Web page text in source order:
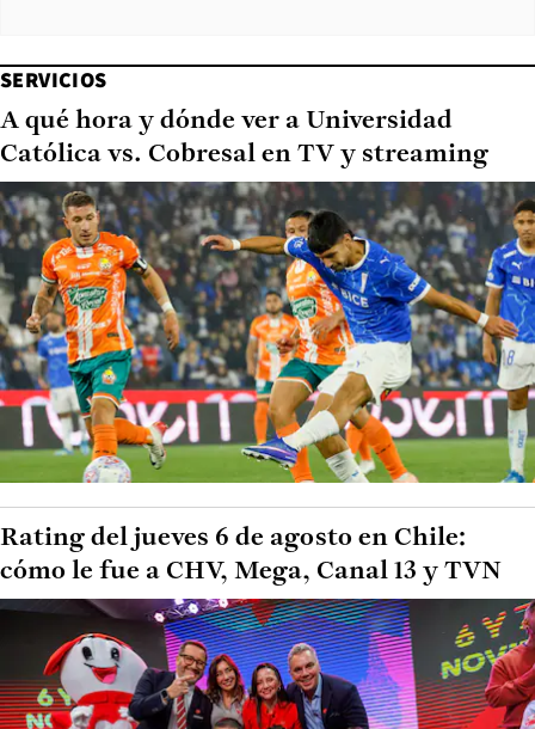
SERVICIOS
A qué hora y dónde ver a Universidad
Católica vs. Cobresal en TV y streaming
Rating del jueves 6 de agosto en Chile:
cómo le fue a CHV, Mega, Canal 13 y TVN